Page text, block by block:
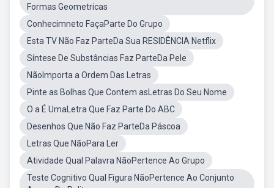
Formas Geometricas
Conhecimneto FaçaParte Do Grupo
Esta TV Não Faz ParteDa Sua RESIDÊNCIA Netflix
Síntese De Substâncias Faz ParteDa Pele
NãoImporta a Ordem Das Letras
Pinte as Bolhas Que Contem asLetras Do Seu Nome
O a É UmaLetra Que Faz Parte Do ABC
Desenhos Que Não Faz ParteDa Páscoa
Letras Que NãoPara Ler
Atividade Qual Palavra NãoPertence Ao Grupo
Teste Cognitivo Qual Figura NãoPertence Ao Conjunto